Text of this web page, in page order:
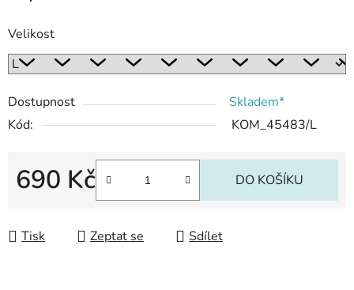
Velikost
Dostupnost
Skladem*
Kód:
KOM_45483/L
690 Kč DO KOŠÍKU
Tisk Zeptat se Sdílet